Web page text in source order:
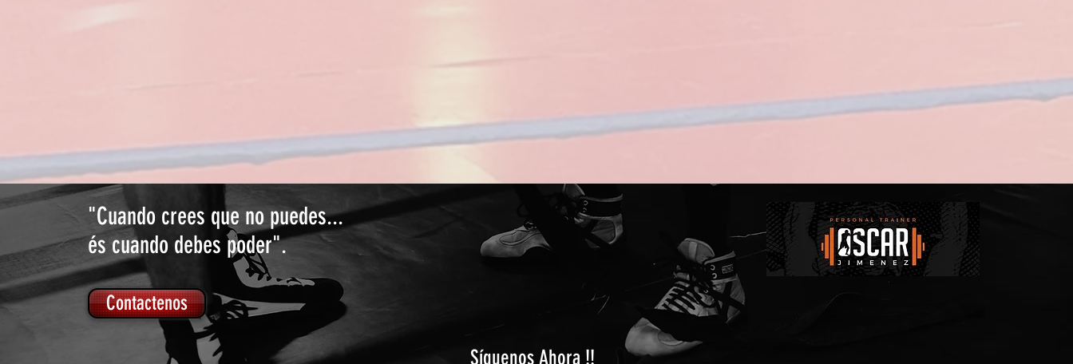
"Cuando crees que no puedes...
és cuando debes poder".
Contactenos
Síguenos Ahora !!